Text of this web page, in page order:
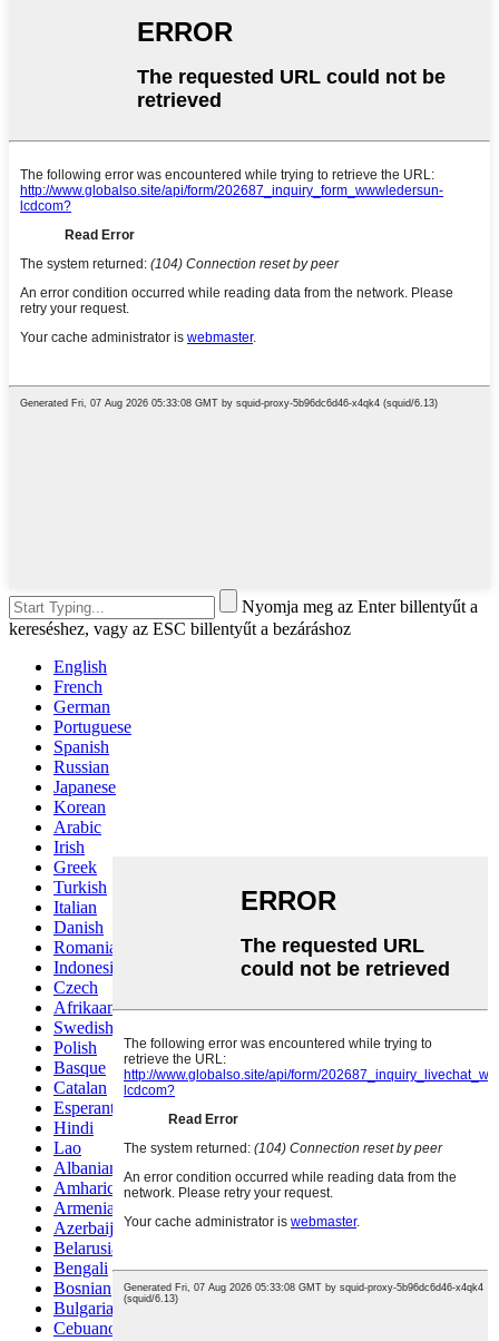
Nyomja meg az Enter billentyűt a
kereséshez, vagy az ESC billentyűt a bezáráshoz
English
French
German
Portuguese
Spanish
Russian
Japanese
Korean
Arabic
Irish
Greek
Turkish
Italian
Danish
Romanian
Indonesian
Czech
Afrikaans
Swedish
Polish
Basque
Catalan
Esperanto
Hindi
Lao
Albanian
Amharic
Armenian
Azerbaijani
Belarusian
Bengali
Bosnian
Bulgarian
Cebuano